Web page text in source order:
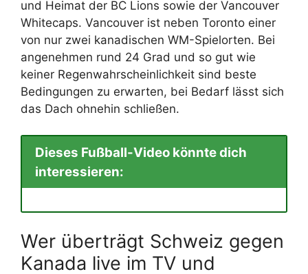
und Heimat der BC Lions sowie der Vancouver
Whitecaps. Vancouver ist neben Toronto einer
von nur zwei kanadischen WM-Spielorten. Bei
angenehmen rund 24 Grad und so gut wie
keiner Regenwahrscheinlichkeit sind beste
Bedingungen zu erwarten, bei Bedarf lässt sich
das Dach ohnehin schließen.
Dieses Fußball-Video könnte dich
interessieren:
Wer überträgt Schweiz gegen
Kanada live im TV und